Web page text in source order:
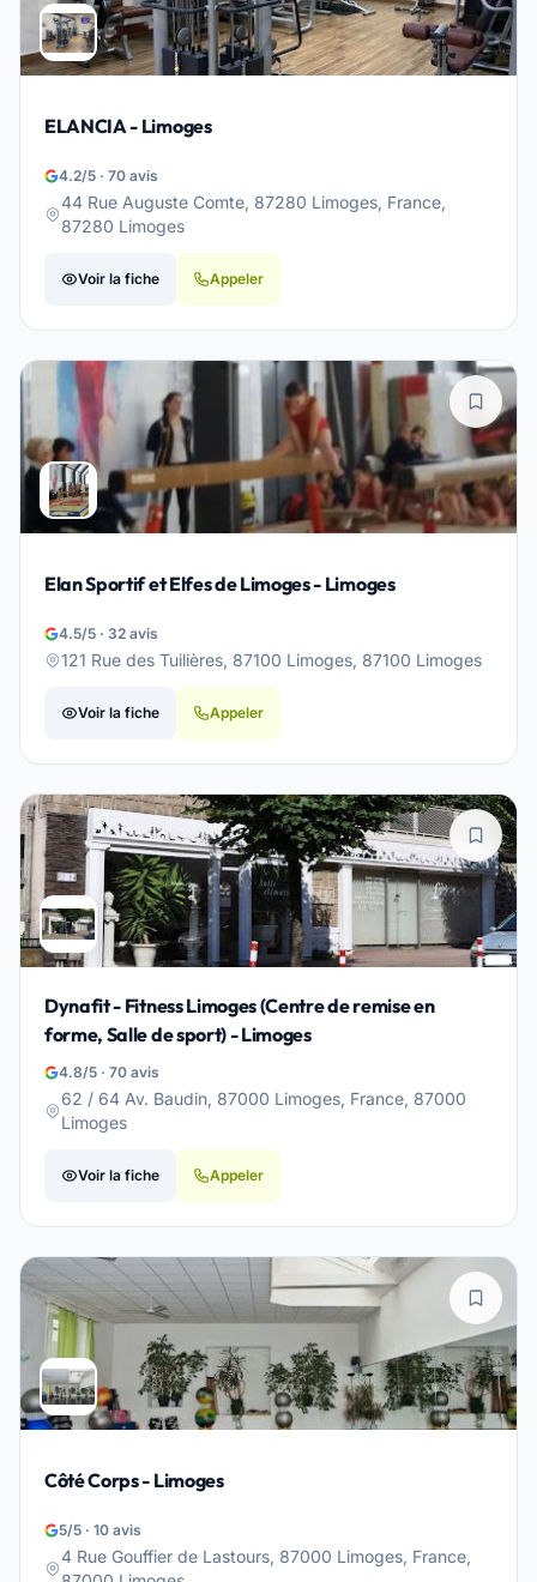
ELANCIA - Limoges
4.2/5 · 70 avis
44 Rue Auguste Comte, 87280 Limoges, France,
87280 Limoges
Voir la fiche Appeler
Elan Sportif et Elfes de Limoges - Limoges
4.5/5 · 32 avis
121 Rue des Tuilières, 87100 Limoges, 87100 Limoges
Voir la fiche Appeler
Dynafit - Fitness Limoges (Centre de remise en
forme, Salle de sport) - Limoges
4.8/5 · 70 avis
62 / 64 Av. Baudin, 87000 Limoges, France, 87000
Limoges
Voir la fiche Appeler
Côté Corps - Limoges
5/5 · 10 avis
4 Rue Gouffier de Lastours, 87000 Limoges, France,